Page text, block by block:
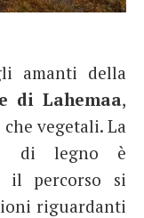
amanti della
di Lahemaa,
vegetali. La
di legno è
il percorso si
riguardanti